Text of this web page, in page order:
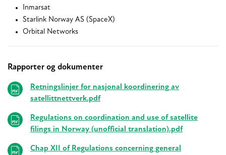
Inmarsat
Starlink Norway AS (SpaceX)
Orbital Networks
Relaterte
Rapporter og dokumenter
Retningslinjer for nasjonal koordinering av
satellittnettverk.pdf
Regulations on coordination and use of satellite
filings in Norway (unofficial translation).pdf
Chap XII of Regulations concerning general